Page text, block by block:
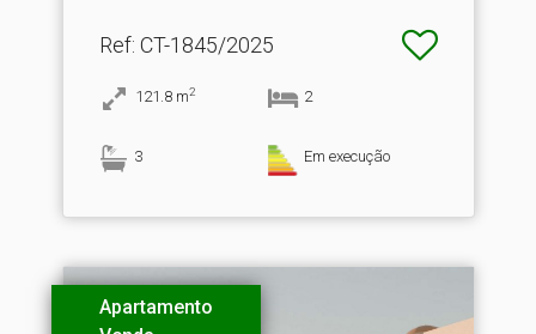
Ref: CT-1845/2025
121.8 m2 2
3 Em execução
Apartamento